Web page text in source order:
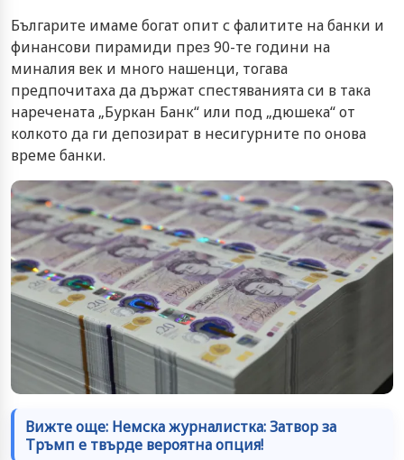
Българите имаме богат опит с фалитите на банки и
финансови пирамиди през 90-те години на
миналия век и много нашенци, тогава
предпочитаха да държат спестяванията си в така
наречената „Буркан Банк“ или под „дюшека“ от
колкото да ги депозират в несигурните по онова
време банки.
Вижте още: Немска журналистка: Затвор за
Тръмп е твърде вероятна опция!